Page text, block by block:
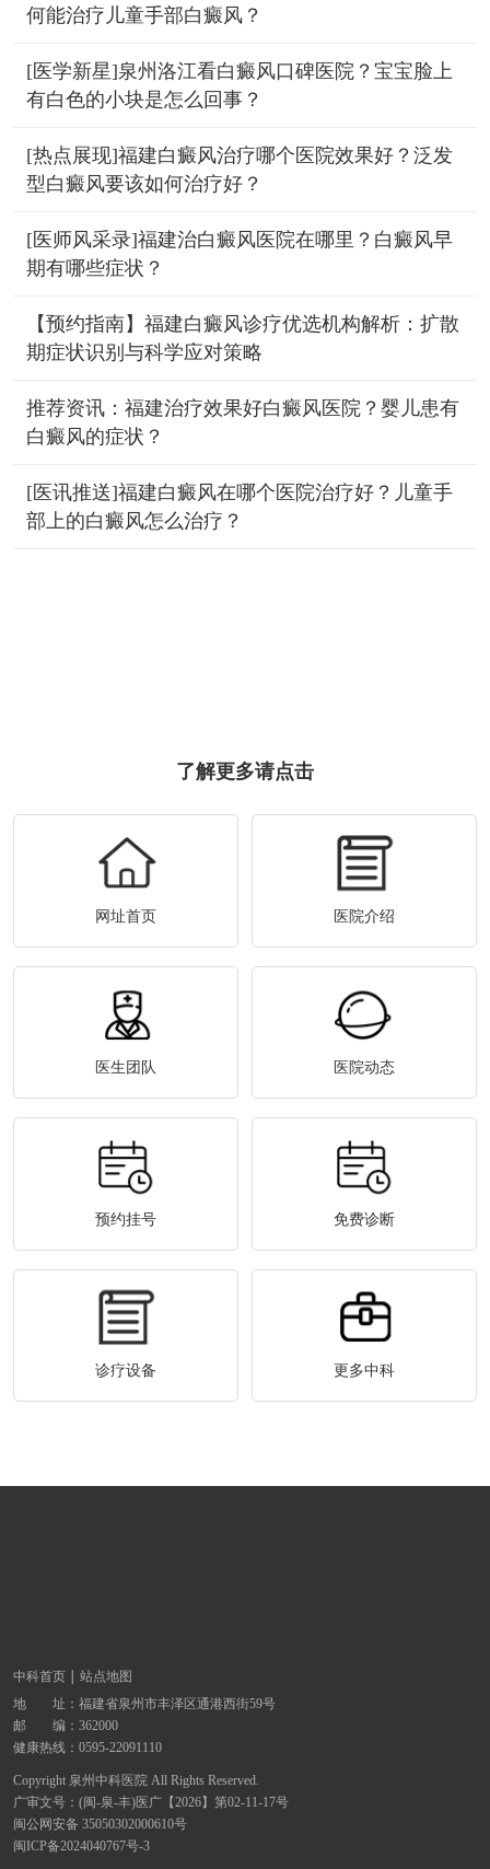
何能治疗儿童手部白癜风？
[医学新星]泉州洛江看白癜风口碑医院？宝宝脸上
有白色的小块是怎么回事？
[热点展现]福建白癜风治疗哪个医院效果好？泛发
型白癜风要该如何治疗好？
[医师风采录]福建治白癜风医院在哪里？白癜风早
期有哪些症状？
【预约指南】福建白癜风诊疗优选机构解析：扩散
期症状识别与科学应对策略
推荐资讯：福建治疗效果好白癜风医院？婴儿患有
白癜风的症状？
[医讯推送]福建白癜风在哪个医院治疗好？儿童手
部上的白癜风怎么治疗？
了解更多请点击
网址首页 医院介绍
医生团队 医院动态
预约挂号 免费诊断
诊疗设备 更多中科
中科首页
站点地图
地 址： 福建省泉州市丰泽区通港西街59号
邮 编：362000
健康热线： 0595-22091110
Copyright 泉州中科医院 All Rights Reserved.
广审文号：(闽-泉-丰)医广【2026】第02-11-17号
闽公网安备 35050302000610号
闽ICP备2024040767号-3